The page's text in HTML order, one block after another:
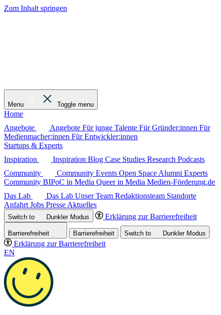
Zum Inhalt springen
Menu Toggle menu
Home
Angebote
Angebote Für junge Talente Für Gründer:innen Für
Medienmacher:innen Für Entwickler:innen
Startups & Experts
Inspiration
Inspiration Blog Case Studies Research Podcasts
Community
Community Events Open Space Alumni Experts
Community BIPoC in Media Queer in Media Medien-Förderung.de
Das Lab
Das Lab Unser Team Redaktionsteam Standorte
Anfahrt Jobs Presse Aktuelles
Switch to DunklerModus Erklärung zur Barrierefreiheit
Barrierefreiheit Barrierefreiheit Switch to DunklerModus
Erklärung zur Barrierefreiheit
EN